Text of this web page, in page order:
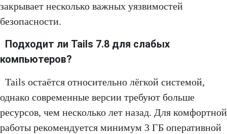
закрывает несколько важных уязвимостей
безопасности.
Подходит ли Tails 7.8 для слабых
компьютеров?
Tails остаётся относительно лёгкой системой,
однако современные версии требуют больше
ресурсов, чем несколько лет назад. Для комфортной
работы рекомендуется минимум 3 ГБ оперативной